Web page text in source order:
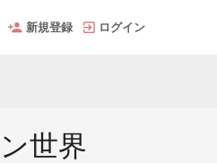
新規登録 ログイン
世界